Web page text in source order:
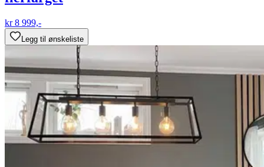
kr 8 999,-
Legg til ønskeliste